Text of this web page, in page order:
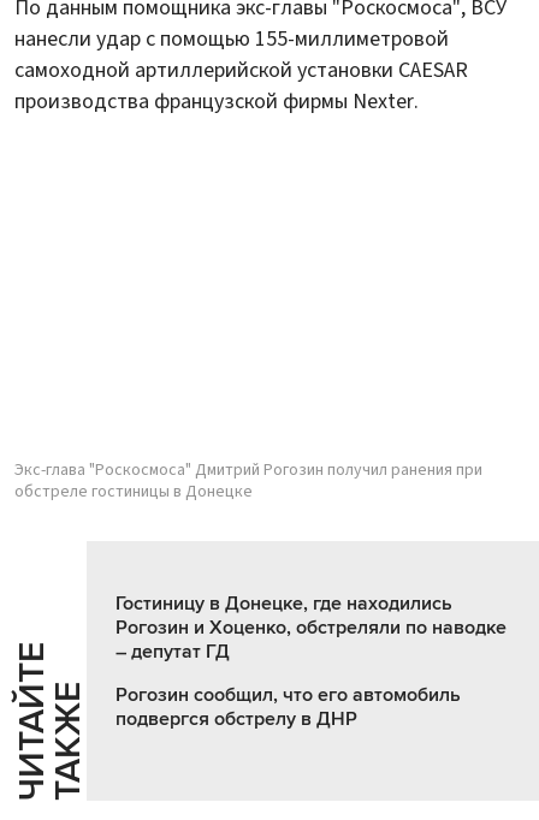
По данным помощника экс-главы "Роскосмоса", ВСУ
нанесли удар с помощью 155-миллиметровой
самоходной артиллерийской установки CAESAR
производства французской фирмы Nexter.
Экс-глава "Роскосмоса" Дмитрий Рогозин получил ранения при
обстреле гостиницы в Донецке
Ч
И
Т
АЙ
Т
Е
Т
А
К
ЖЕ
Гостиницу в Донецке, где находились
Рогозин и Хоценко, обстреляли по наводке
– депутат ГД
Рогозин сообщил, что его автомобиль
подвергся обстрелу в ДНР